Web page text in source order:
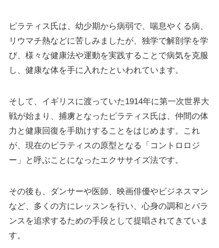
ピラティス氏は、幼少期から病弱で、喘息やくる病、
リウマチ熱などに苦しみましたが、独学で解剖学を学
び、様々な健康法や運動を実践することで病気を克服
し、健康な体を手に入れたといわれています。
そして、イギリスに渡っていた1914年に第一次世界大
戦が始まり、捕虜となったピラティス氏は、仲間の体
力と健康回復を手助けすることをはじめます。これ
が、現在のピラティスの原型となる「コントロロジ
ー」と呼ぶことになったエクササイズ法です。
その後も、ダンサーや医師、映画俳優やビジネスマン
など、多くの方にレッスンを行い、心身の調和とバラ
ンスを追求するための手段として提唱されてきていま
す。